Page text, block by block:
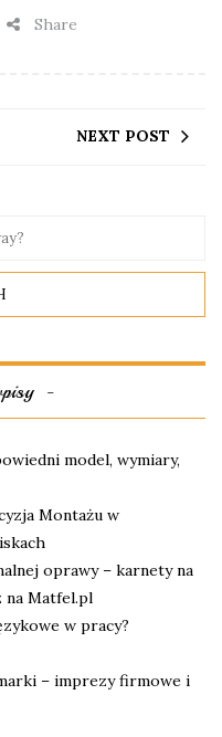
Share
NEXT POST
model, wymiary,
Montażu w
oprawy – karnety na
na Matfel.pl
w pracy?
– imprezy firmowe i